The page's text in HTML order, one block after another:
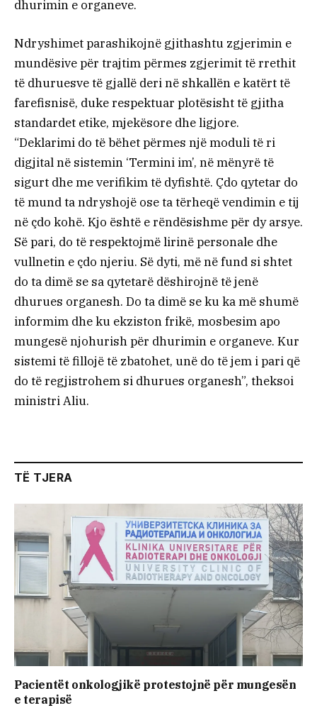
dhurimin e organeve.
Ndryshimet parashikojnë gjithashtu zgjerimin e
mundësive për trajtim përmes zgjerimit të rrethit
të dhuruesve të gjallë deri në shkallën e katërt të
farefisnisë, duke respektuar plotësisht të gjitha
standardet etike, mjekësore dhe ligjore.
“Deklarimi do të bëhet përmes një moduli të ri
digjital në sistemin ‘Termini im’, në mënyrë të
sigurt dhe me verifikim të dyfishtë. Çdo qytetar do
të mund ta ndryshojë ose ta tërheqë vendimin e tij
në çdo kohë. Kjo është e rëndësishme për dy arsye.
Së pari, do të respektojmë lirinë personale dhe
vullnetin e çdo njeriu. Së dyti, më në fund si shtet
do ta dimë se sa qytetarë dëshirojnë të jenë
dhurues organesh. Do ta dimë se ku ka më shumë
informim dhe ku ekziston frikë, mosbesim apo
mungesë njohurish për dhurimin e organeve. Kur
sistemi të fillojë të zbatohet, unë do të jem i pari që
do të regjistrohem si dhurues organesh”, theksoi
ministri Aliu.
TË TJERA
Pacientët onkologjikë protestojnë për mungesën
e terapisë